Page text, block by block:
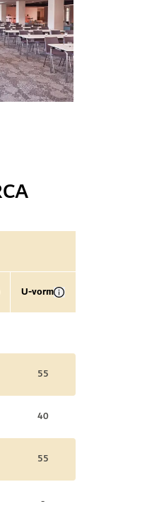
U-vorm
55
40
55
-